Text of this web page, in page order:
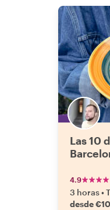
Las 10
4.9
3 horas•
desde